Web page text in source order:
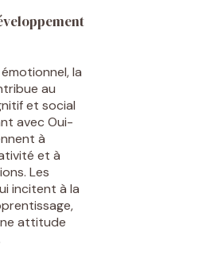
la
au
et social
avec Oui-
à
et à
Les
incitent à la
attitude